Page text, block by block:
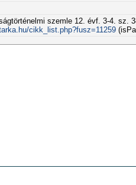
szemle 12. évf. 3-4. sz.
cikk_list.php?fusz=11259